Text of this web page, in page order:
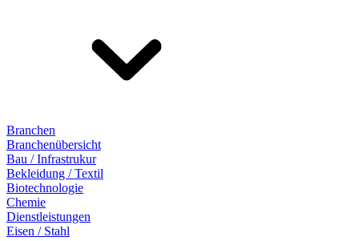
Branchen
Branchenübersicht
Bau / Infrastrukur
Bekleidung / Textil
Biotechnologie
Chemie
Dienstleistungen
Eisen / Stahl